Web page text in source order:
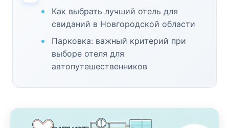
Как выбрать лучший отель для
свиданий в Новгородской области
Парковка: важный критерий при
выборе отеля для
автопутешественников